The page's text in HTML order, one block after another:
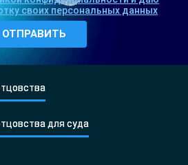
своих персональных данных
для суда